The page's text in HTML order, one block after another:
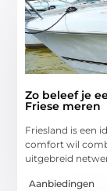
Zo beleef je
Friese meren
Friesland is een
comfort wil
uitgebreid
Aanbiedingen